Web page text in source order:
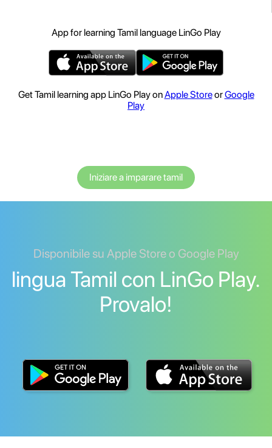
App for learning Tamil language LinGo Play
Get Tamil learning app LinGo Play onApple StoreorGoogle
Play
Iniziare a imparare tamil
Disponibile su Apple Store o Google Play
lingua Tamil con LinGo Play.
Provalo!